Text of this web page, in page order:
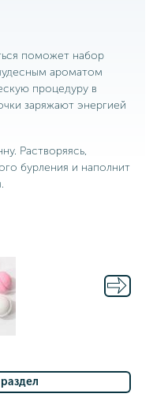
поможет набор
ароматом
процедуру в
заряжают энергией
Растворяясь,
бурления и наполнит